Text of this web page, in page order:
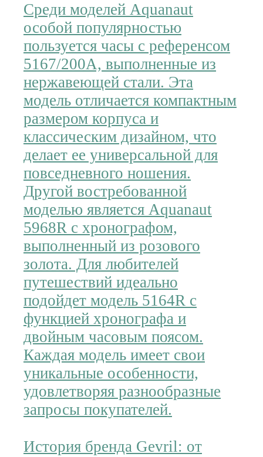
Среди моделей Aquanaut
особой популярностью
пользуется часы с референсом
5167/200A, выполненные из
нержавеющей стали. Эта
модель отличается компактным
размером корпуса и
классическим дизайном, что
делает ее универсальной для
повседневного ношения.
Другой востребованной
моделью является Aquanaut
5968R с хронографом,
выполненный из розового
золота. Для любителей
путешествий идеально
подойдет модель 5164R с
функцией хронографа и
двойным часовым поясом.
Каждая модель имеет свои
уникальные особенности,
удовлетворяя разнообразные
запросы покупателей.
История бренда Gevril: от